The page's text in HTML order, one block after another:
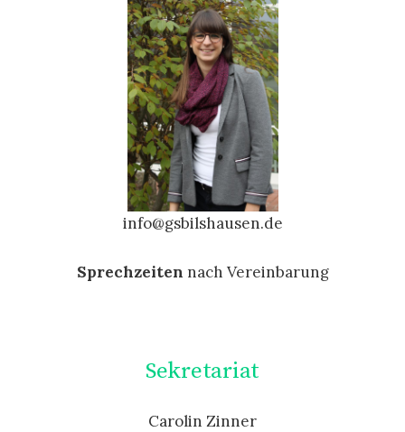
info@gsbilshausen.de
Sprechzeiten nach Vereinbarung
Sekretariat
Carolin Zinner